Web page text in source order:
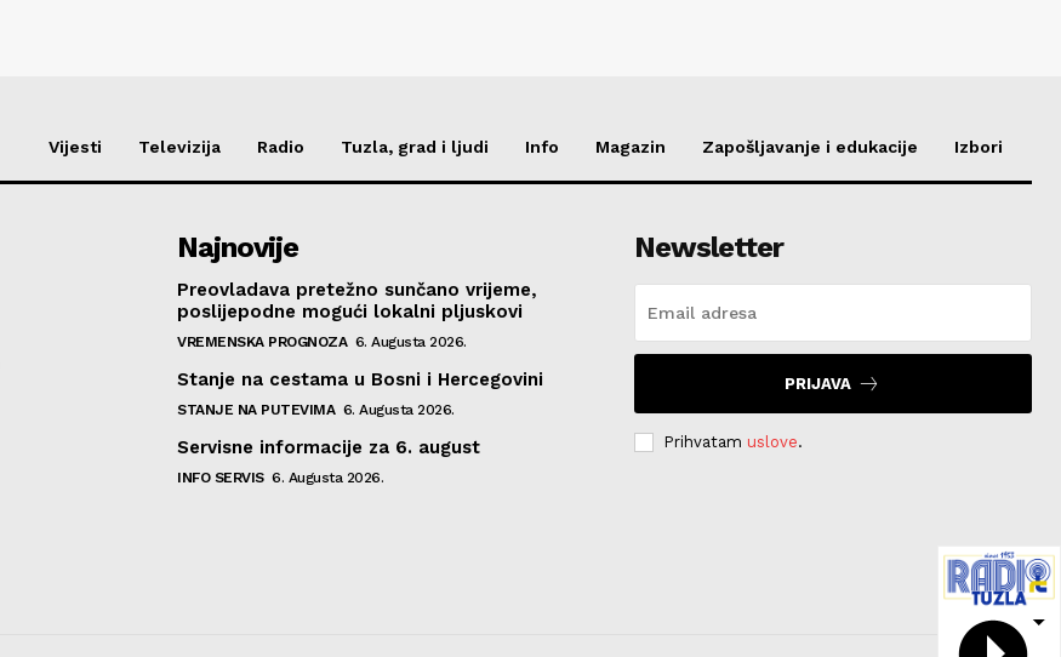
Vijesti Televizija Radio Tuzla, grad i ljudi Info Magazin Zapošljavanje i edukacije Izbori
Najnovije
Preovladava pretežno sunčano vrijeme,
poslijepodne mogući lokalni pljuskovi
VREMENSKA PROGNOZA 6. Augusta 2026.
Stanje na cestama u Bosni i Hercegovini
STANJE NA PUTEVIMA 6. Augusta 2026.
Servisne informacije za 6. august
INFO SERVIS 6. Augusta 2026.
Newsletter
PRIJAVA
Prihvatam uslove.